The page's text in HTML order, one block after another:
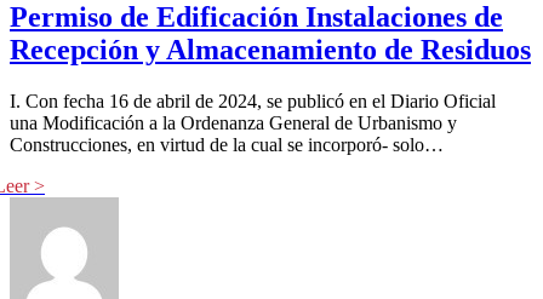
Permiso de Edificación Instalaciones de
Recepción y Almacenamiento de Residuos
I. Con fecha 16 de abril de 2024, se publicó en el Diario Oficial
una Modificación a la Ordenanza General de Urbanismo y
Construcciones, en virtud de la cual se incorporó- solo…